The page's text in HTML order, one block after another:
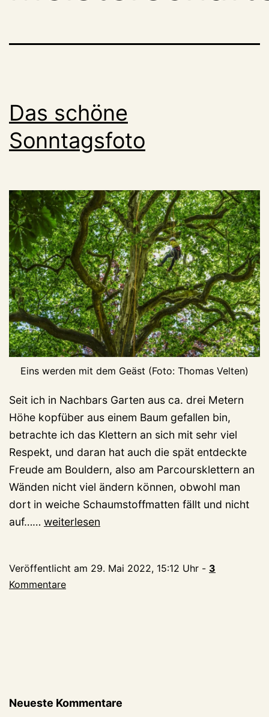
Das schöne
Sonntagsfoto
Eins werden mit dem Geäst (Foto: Thomas Velten)
Seit ich in Nachbars Garten aus ca. drei Metern
Höhe kopfüber aus einem Baum gefallen bin,
betrachte ich das Klettern an sich mit sehr viel
Respekt, und daran hat auch die spät entdeckte
Freude am Bouldern, also am Parcoursklettern an
Wänden nicht viel ändern können, obwohl man
dort in weiche Schaumstoffmatten fällt und nicht
auf…… Das
weiterlesen
Veröffentlicht am 29. Mai 2022, 15:12 Uhr - 3
Kommentare
Neueste Kommentare